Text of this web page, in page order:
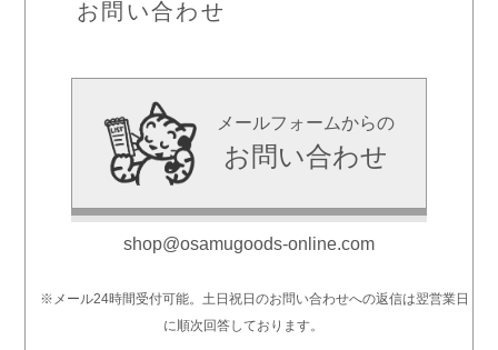
お問い合わせ
メールフォームからの
お問い合わせ
shop@osamugoods-online.com
※メール24時間受付可能。土日祝日のお問い合わせへの返信は翌営業日
に順次回答しております。